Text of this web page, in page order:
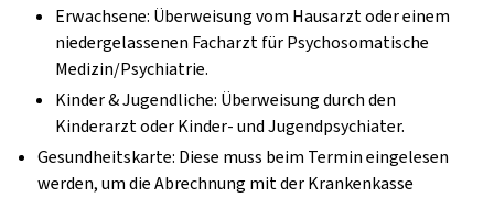
Erwachsene: Überweisung vom Hausarzt oder einem
niedergelassenen Facharzt für Psychosomatische
Medizin/Psychiatrie.
Kinder & Jugendliche: Überweisung durch den
Kinderarzt oder Kinder- und Jugendpsychiater.
Gesundheitskarte: Diese muss beim Termin eingelesen
werden, um die Abrechnung mit der Krankenkasse